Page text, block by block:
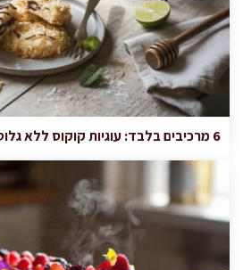
6 מרכיבים בלבד: עוגיות קוקוס ללא גלוטן משגעות